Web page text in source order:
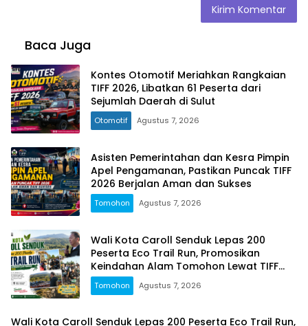
Baca Juga
Kontes Otomotif Meriahkan Rangkaian
TIFF 2026, Libatkan 61 Peserta dari
Sejumlah Daerah di Sulut
Otomotif Agustus 7, 2026
Asisten Pemerintahan dan Kesra Pimpin
Apel Pengamanan, Pastikan Puncak TIFF
2026 Berjalan Aman dan Sukses
Tomohon Agustus 7, 2026
Wali Kota Caroll Senduk Lepas 200
Peserta Eco Trail Run, Promosikan
Keindahan Alam Tomohon Lewat TIFF
2026
Tomohon Agustus 7, 2026
Wali Kota Caroll Senduk Lepas 200 Peserta Eco Trail Run,